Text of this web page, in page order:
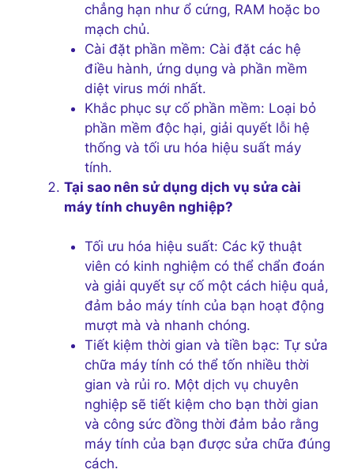
chẳng hạn như ổ cứng, RAM hoặc bo
mạch chủ.
Cài đặt phần mềm: Cài đặt các hệ
điều hành, ứng dụng và phần mềm
diệt virus mới nhất.
Khắc phục sự cố phần mềm: Loại bỏ
phần mềm độc hại, giải quyết lỗi hệ
thống và tối ưu hóa hiệu suất máy
tính.
Tại sao nên sử dụng dịch vụ sửa cài
máy tính chuyên nghiệp?
Tối ưu hóa hiệu suất: Các kỹ thuật
viên có kinh nghiệm có thể chẩn đoán
và giải quyết sự cố một cách hiệu quả,
đảm bảo máy tính của bạn hoạt động
mượt mà và nhanh chóng.
Tiết kiệm thời gian và tiền bạc: Tự sửa
chữa máy tính có thể tốn nhiều thời
gian và rủi ro. Một dịch vụ chuyên
nghiệp sẽ tiết kiệm cho bạn thời gian
và công sức đồng thời đảm bảo rằng
máy tính của bạn được sửa chữa đúng
cách.